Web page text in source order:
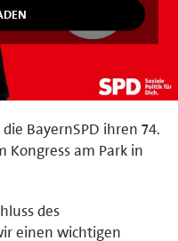
BayernSPD ihren 74.
Kongress am Park in
des
einen wichtigen